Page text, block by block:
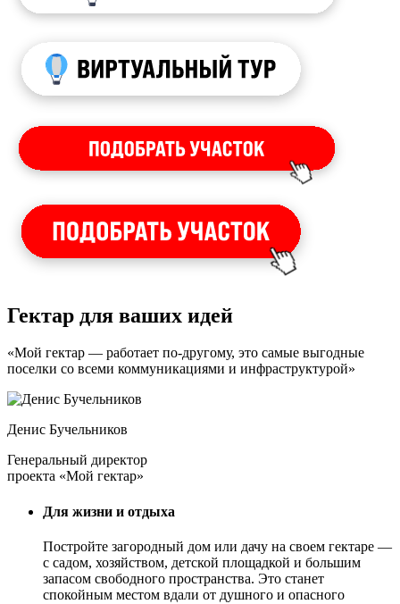
Гектар для ваших идей
«Мой гектар — работает по-другому, это самые выгодные
поселки со всеми коммуникациями и инфраструктурой»
Денис Бучельников
Генеральный директор
проекта «Мой гектар»
Для жизни и отдыха
Постройте загородный дом или дачу на своем гектаре —
с садом, хозяйством, детской площадкой и большим
запасом свободного пространства. Это станет
спокойным местом вдали от душного и опасного